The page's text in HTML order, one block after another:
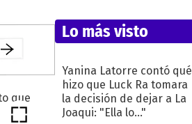
Lo más visto
Yanina Latorre contó qué
hizo que Luck Ra tomara
la decisión de dejar a La
Joaqui: "Ella lo..."